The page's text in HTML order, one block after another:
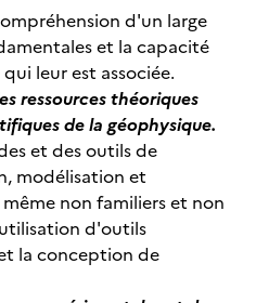
d'un large
et la capacité
leur est associée.
ressources théoriques
de la géophysique.
et des outils de
modélisation et
non familiers et non
d'outils
la conception de